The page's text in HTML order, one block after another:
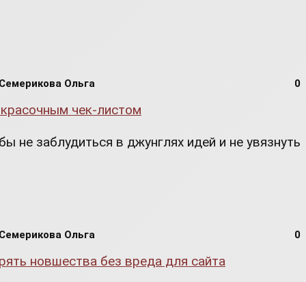
Ольга 0
не заблудиться в джунглях идей и не увязнуть
Ольга 0